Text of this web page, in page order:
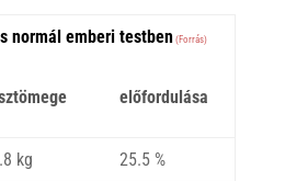
normál emberi testben (Forrás)
előfordulása
kg 25.5 %